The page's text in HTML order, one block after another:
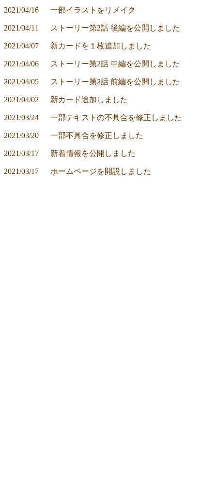
2021/04/16	一部イラストをリメイク
2021/04/11	ストーリー第2話 後編を公開しました
2021/04/07	新カードを１枚追加しました
2021/04/06	ストーリー第2話 中編を公開しました
2021/04/05	ストーリー第2話 前編を公開しました
2021/04/02	新カード追加しました
2021/03/24	一部テキストの不具合を修正しました
2021/03/20	一部不具合を修正しました
2021/03/17	新着情報を公開しました
2021/03/17	ホームページを開設しました